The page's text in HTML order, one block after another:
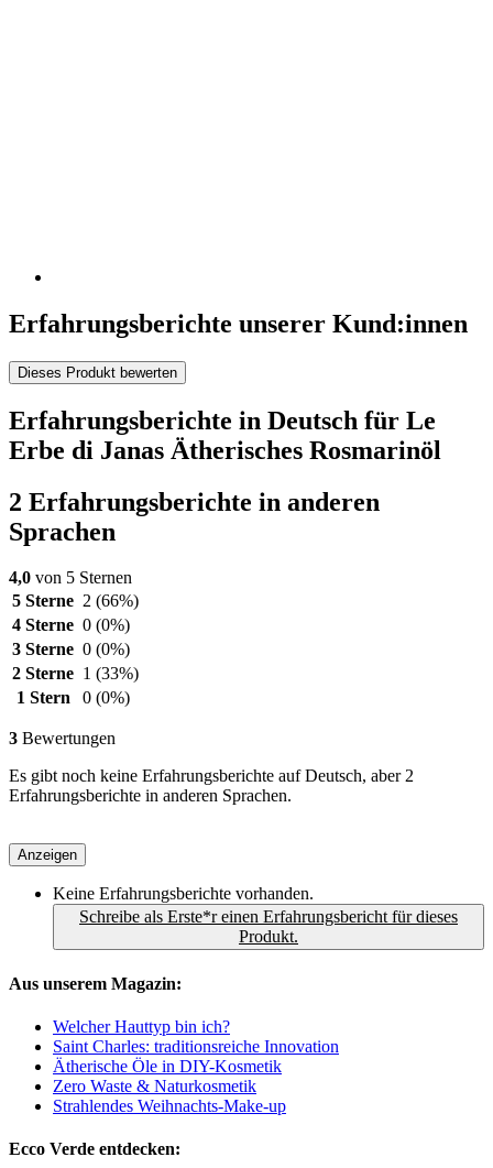
Erfahrungsberichte unserer Kund:innen
Dieses Produkt bewerten
Erfahrungsberichte in Deutsch für Le
Erbe di Janas Ätherisches Rosmarinöl
2 Erfahrungsberichte in anderen
Sprachen
4,0 von 5 Sternen
5 Sterne 2 (66%)
4 Sterne 0 (0%)
3 Sterne 0 (0%)
2 Sterne 1 (33%)
1 Stern
0 (0%)
3 Bewertungen
Es gibt noch keine Erfahrungsberichte auf Deutsch, aber 2
Erfahrungsberichte in anderen Sprachen.
Anzeigen
Keine Erfahrungsberichte vorhanden.
Schreibe als Erste*r einen Erfahrungsbericht für dieses
Produkt.
Aus unserem Magazin:
Welcher Hauttyp bin ich?
Saint Charles: traditionsreiche Innovation
Ätherische Öle in DIY-Kosmetik
Zero Waste & Naturkosmetik
Strahlendes Weihnachts-Make-up
Ecco Verde entdecken: